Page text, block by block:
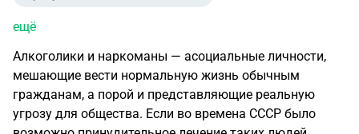
ещё
Алкоголики и наркоманы — асоциальные личности,
мешающие вести нормальную жизнь обычным
гражданам, а порой и представляющие реальную
угрозу для общества. Если во времена СССР было